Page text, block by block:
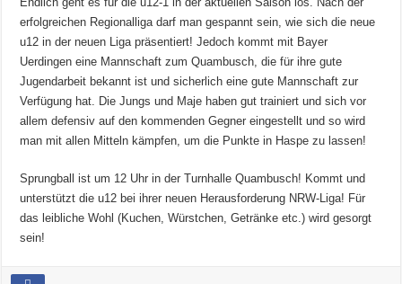
erfolgreichen Regionalliga darf man gespannt sein, wie sich die neue
u12 in der neuen Liga präsentiert! Jedoch kommt mit Bayer
Uerdingen eine Mannschaft zum Quambusch, die für ihre gute
Jugendarbeit bekannt ist und sicherlich eine gute Mannschaft zur
Verfügung hat. Die Jungs und Maje haben gut trainiert und sich vor
allem defensiv auf den kommenden Gegner eingestellt und so wird
man mit allen Mitteln kämpfen, um die Punkte in Haspe zu lassen!
Sprungball ist um 12 Uhr in der Turnhalle Quambusch! Kommt und
unterstützt die u12 bei ihrer neuen Herausforderung NRW-Liga! Für
das leibliche Wohl (Kuchen, Würstchen, Getränke etc.) wird gesorgt
sein!